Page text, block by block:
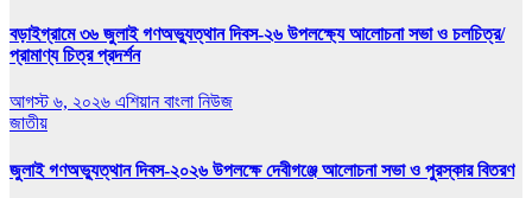
বড়াইগ্রামে ৩৬ জুলাই গণঅভ্যুত্থান দিবস-২৬ উপলক্ষ্যে আলোচনা সভা ও চলচিত্র/
প্রামাণ্য চিত্র প্রদর্শন
আগস্ট ৬, ২০২৬ এশিয়ান বাংলা নিউজ
জাতীয়
জুলাই গণঅভ্যুত্থান দিবস-২০২৬ উপলক্ষে দেবীগঞ্জে আলোচনা সভা ও পুরস্কার বিতরণ